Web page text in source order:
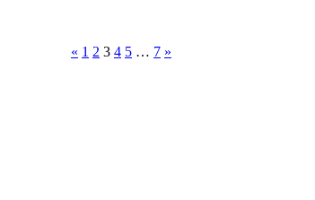
« 1 2 3 4 5 … 7 »